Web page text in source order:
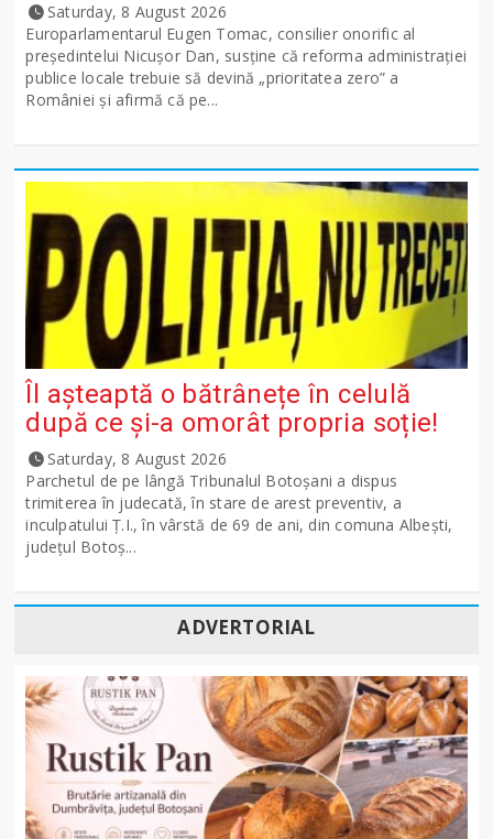
Saturday, 8 August 2026
Europarlamentarul Eugen Tomac, consilier onorific al
președintelui Nicușor Dan, susține că reforma administrației
publice locale trebuie să devină „prioritatea zero” a
României și afirmă că pe...
Îl așteaptă o bătrânețe în celulă
după ce și-a omorât propria soție!
Saturday, 8 August 2026
Parchetul de pe lângă Tribunalul Botoşani a dispus
trimiterea în judecată, în stare de arest preventiv, a
inculpatului Ț.I., în vârstă de 69 de ani, din comuna Albești,
județul Botoș...
ADVERTORIAL